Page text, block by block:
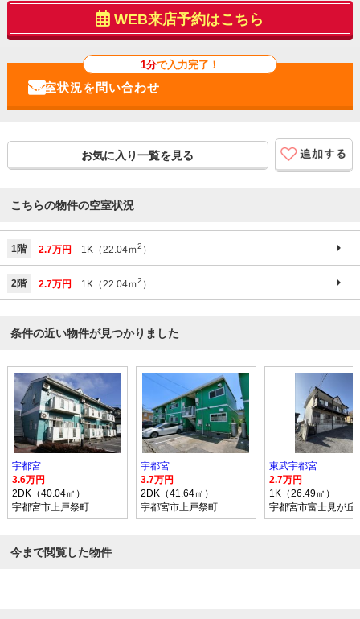
WEB来店予約はこちら
1分で入力完了！
お気に入り一覧を見る
こちらの物件の空室状況
1階 2.7万円 1K（22.04ｍ2 ）
2階 2.7万円 1K（22.04ｍ2 ）
条件の近い物件が見つかりました
宇都宮
3.6万円
2DK（40.04㎡）
宇都宮市上戸祭町
宇都宮
3.7万円
2DK（41.64㎡）
宇都宮市上戸祭町
東武宇都宮
2.7万円
1K（26.49㎡）
宇都宮市富士見が丘
今まで閲覧した物件